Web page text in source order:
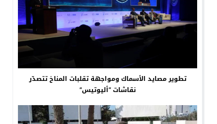
تطوير مصايد الأسماك ومواجهة تقلبات المناخ تتصدّر
نقاشات “أليوتيس”